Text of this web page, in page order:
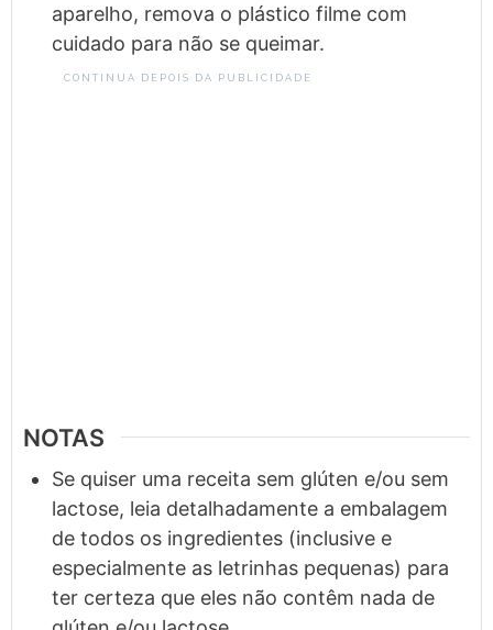
aparelho, remova o plástico filme com
cuidado para não se queimar.
CONTINUA DEPOIS DA PUBLICIDADE
NOTAS
Se quiser uma receita sem glúten e/ou sem
lactose, leia detalhadamente a embalagem
de todos os ingredientes (inclusive e
especialmente as letrinhas pequenas) para
ter certeza que eles não contêm nada de